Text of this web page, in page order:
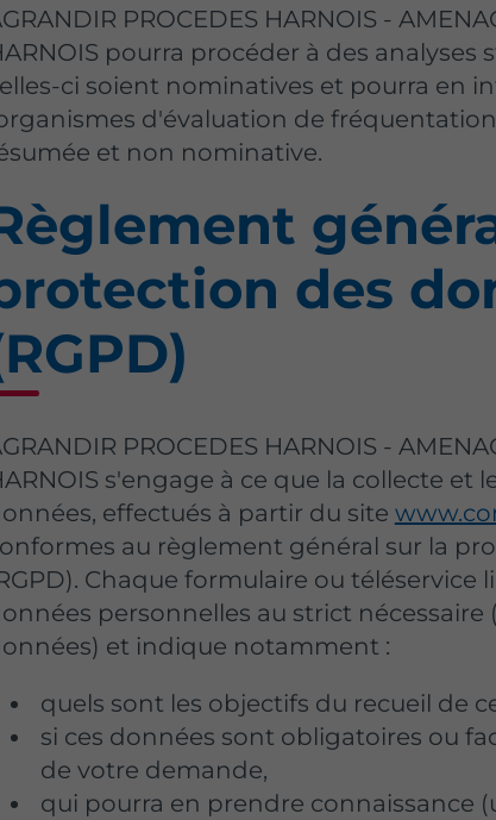
PROCEDES HARNOIS -
pourra procéder à des analyses
ci soient nominatives et pourra en
d'évaluation de
et non nominative.
des
PROCEDES HARNOIS -
s'engage à ce que la collecte et
effectués à partir du site
au règlement général sur la
Chaque formulaire ou téléservice
personnelles au strict
et indique notamment :
quels sont les objectifs du recueil de
si ces données sont obligatoires ou
de votre demande,
qui pourra en prendre connaissance